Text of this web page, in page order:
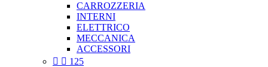
CARROZZERIA
INTERNI
ELETTRICO
MECCANICA
ACCESSORI
  125